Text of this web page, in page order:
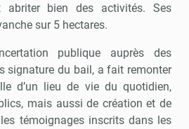
abriter bien des activités. Ses
sur 5 hectares.
publique auprès des
signature du bail, a fait remonter
d’un lieu de vie du quotidien,
mais aussi de création et de
témoignages inscrits dans les